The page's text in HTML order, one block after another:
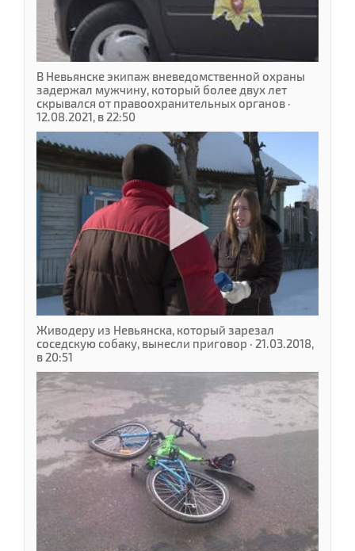
В Невьянске экипаж вневедомственной охраны
задержал мужчину, который более двух лет
скрывался от правоохранительных органов ·
12.08.2021, в 22:50
Живодеру из Невьянска, который зарезал
соседскую собаку, вынесли приговор · 21.03.2018,
в 20:51